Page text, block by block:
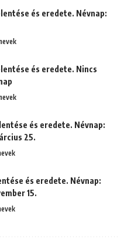
és eredete. Névnap:
és eredete. Nincs
és eredete. Névnap:
25.
és eredete. Névnap:
15.